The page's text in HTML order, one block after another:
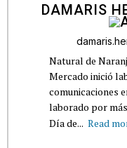
DAMARIS
Natural de
Mercado inició
comunicaciones
laborado por
Día de... Read